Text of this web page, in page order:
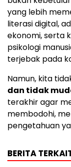
yang lebih
literasi digital,
ekonomi, serta
psikologi
terjebak pada
Namun, kita
dan tidak
terakhir agar
membodohi,
pengetahuan
BERITA